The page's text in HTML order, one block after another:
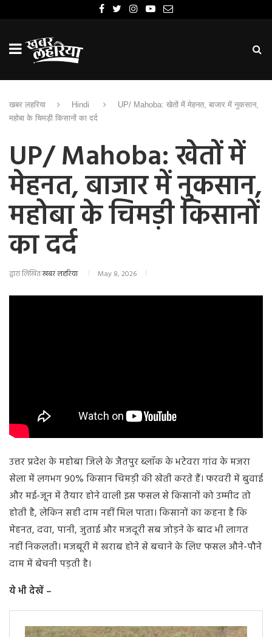
खबर लहरिया Hindi
UP/ Mahoba: खेतों में मेहनत, बाजार में नुकसान,
महोबा के चिमड़ी किसानों का दर्द
UP/ Mahoba: खेतों में
मेहनत, बाजार में नुकसान,
महोबा के चिमड़ी किसानों
का दर्द
द्वारा लिखितखबर लहरिया May 8, 2026
उत्तर प्रदेश के महोबा जिले के जैतपुर ब्लॉक के भटेवरा गांव के मजरा
सेला में लगभग 90% किसान चिमड़ी की खेती करते हैं। फरवरी में बुवाई
और मई-जून में तैयार होने वाली इस फसल से किसानों को उम्मीद तो
होती है, लेकिन सही दाम नहीं मिल पाता। किसानों का कहना है कि
मेहनत, दवा, पानी, जुताई और मजदूरी सब जोड़ने के बाद भी लागत
नहीं निकलती। मजबूरी में खराब होने से बचाने के लिए फसल औने-पौने
दाम में बेचनी पड़ती है।
ये भी देखें –